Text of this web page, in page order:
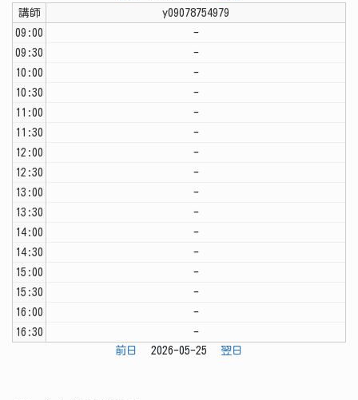
講師
y09078754979
09:00
-
09:30
-
10:00
-
10:30
-
11:00
-
11:30
-
12:00
-
12:30
-
13:00
-
13:30
-
14:00
-
14:30
-
15:00
-
15:30
-
16:00
-
16:30
-
前日
2026-05-25 翌日